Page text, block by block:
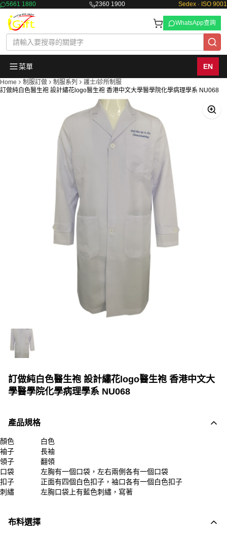
5661 1880 2360 1900 Sedex · ISO 9001
WhatsApp查詢
菜單 EN
Home 制服訂做 制服系列
護士/診所制服
訂做純白色醫生袍 設計繡花logo醫生袍 香港中文大學醫學院化學病理學系 NU068
訂做純白色醫生袍 設計繡花logo醫生袍 香港中文大
學醫學院化學病理學系 NU068
產品規格
顏色
白色
袖子
長袖
領子
翻領
口袋
左胸有一個口袋，左右兩側各有一個口袋
扣子
正面有四個白色扣子，袖口各有一個白色扣子
刺繡
左胸口袋上有藍色刺繡，寫著
布料選擇